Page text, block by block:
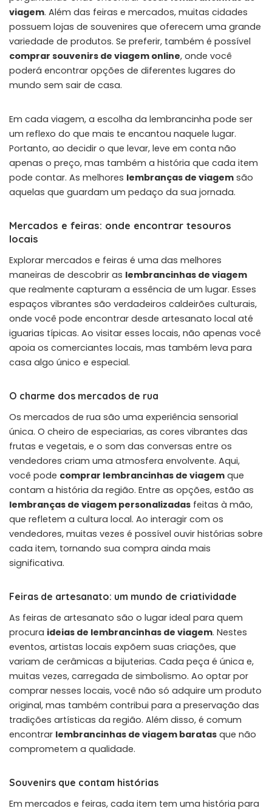
viagem. Além das feiras e mercados, muitas cidades
possuem lojas de souvenires que oferecem uma grande
variedade de produtos. Se preferir, também é possível
comprar souvenirs de viagem online, onde você
poderá encontrar opções de diferentes lugares do
mundo sem sair de casa.
Em cada viagem, a escolha da lembrancinha pode ser
um reflexo do que mais te encantou naquele lugar.
Portanto, ao decidir o que levar, leve em conta não
apenas o preço, mas também a história que cada item
pode contar. As melhores lembranças de viagem são
aquelas que guardam um pedaço da sua jornada.
Mercados e feiras: onde encontrar tesouros
locais
Explorar mercados e feiras é uma das melhores
maneiras de descobrir as lembrancinhas de viagem
que realmente capturam a essência de um lugar. Esses
espaços vibrantes são verdadeiros caldeirões culturais,
onde você pode encontrar desde artesanato local até
iguarias típicas. Ao visitar esses locais, não apenas você
apoia os comerciantes locais, mas também leva para
casa algo único e especial.
O charme dos mercados de rua
Os mercados de rua são uma experiência sensorial
única. O cheiro de especiarias, as cores vibrantes das
frutas e vegetais, e o som das conversas entre os
vendedores criam uma atmosfera envolvente. Aqui,
você pode comprar lembrancinhas de viagem que
contam a história da região. Entre as opções, estão as
lembranças de viagem personalizadas feitas à mão,
que refletem a cultura local. Ao interagir com os
vendedores, muitas vezes é possível ouvir histórias sobre
cada item, tornando sua compra ainda mais
significativa.
Feiras de artesanato: um mundo de criatividade
As feiras de artesanato são o lugar ideal para quem
procura ideias de lembrancinhas de viagem. Nestes
eventos, artistas locais expõem suas criações, que
variam de cerâmicas a bijuterias. Cada peça é única e,
muitas vezes, carregada de simbolismo. Ao optar por
comprar nesses locais, você não só adquire um produto
original, mas também contribui para a preservação das
tradições artísticas da região. Além disso, é comum
encontrar lembrancinhas de viagem baratas que não
comprometem a qualidade.
Souvenirs que contam histórias
Em mercados e feiras, cada item tem uma história para